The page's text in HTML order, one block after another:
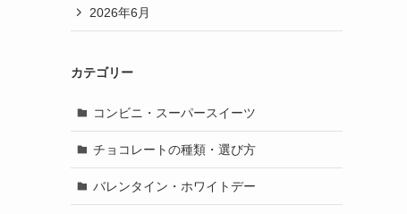
2026年6月
カテゴリー
コンビニ・スーパースイーツ
チョコレートの種類・選び方
バレンタイン・ホワイトデー